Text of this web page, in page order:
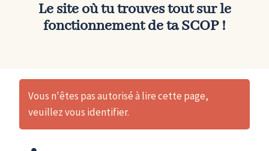
Le site où tu trouves tout sur le
fonctionnement deta SCOP!
Vous n'êtes pas autorisé à lire cette page,
veuillez vous identifier.